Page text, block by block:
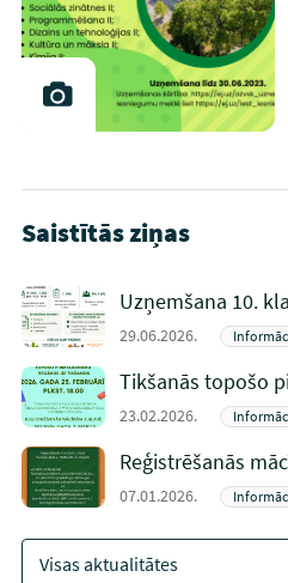
Saistītās ziņas
Uzņemšana 10.
29.06.2026.
Tikšanās topošo
23.02.2026.
Reģistrēšanās
07.01.2026.
Visas aktualitātes